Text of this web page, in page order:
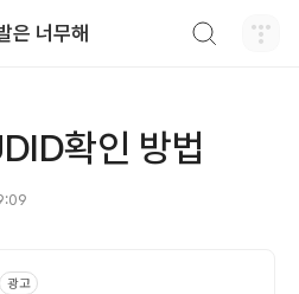
은 너무해
확인 방법
광고